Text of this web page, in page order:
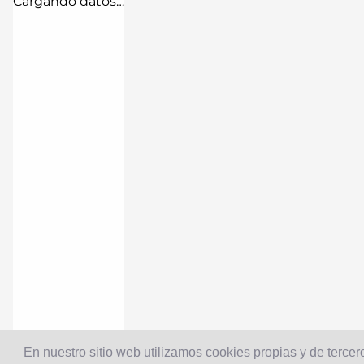
En nuestro sitio web utilizamos cookies propias y de